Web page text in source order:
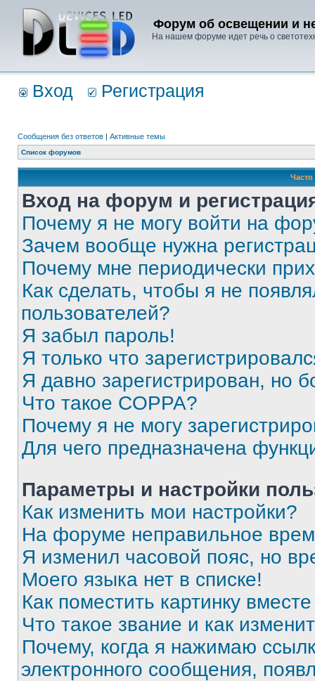
Форум об освещении и
На нашем форуме идет речь о
Вход Регистрация
Сообщения без ответов | Активные темы
Список форумов
Вход на форум и
Почему я не могу войти на
Зачем вообще нужна
Почему мне периодически
Как сделать, чтобы я не
пользователей?
Я забыл пароль!
Я только что
Я давно зарегистрирован, но
Что такое COPPA?
Почему я не могу
Для чего предназначена
Параметры и настройки
Как изменить мои настройки?
На форуме неправильное
Я изменил часовой пояс, но
Моего языка нет в списке!
Как поместить картинку
Что такое звание и как
Почему, когда я нажимаю
электронного сообщения,